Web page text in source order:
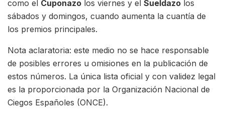
como el Cuponazo los viernes y el Sueldazo los
sábados y domingos, cuando aumenta la cuantía de
los premios principales.
Nota aclaratoria: este medio no se hace responsable
de posibles errores u omisiones en la publicación de
estos números. La única lista oficial y con validez legal
es la proporcionada por la Organización Nacional de
Ciegos Españoles (ONCE).